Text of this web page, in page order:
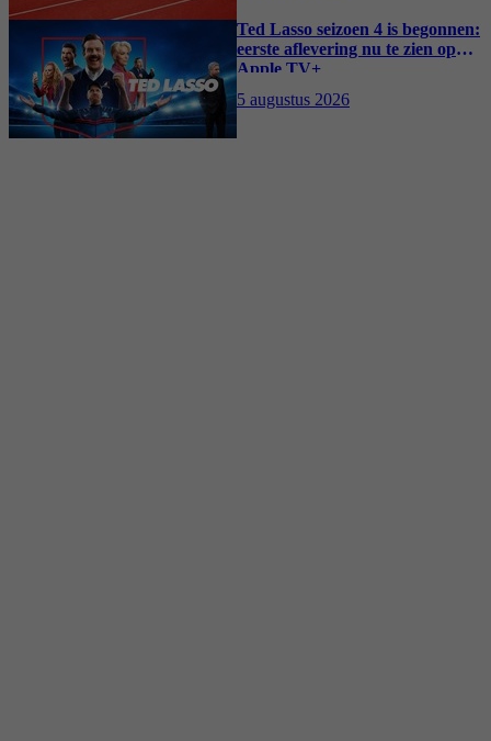
Ted Lasso seizoen 4 is begonnen:
eerste aflevering nu te zien op
Apple TV+
5 augustus 2026